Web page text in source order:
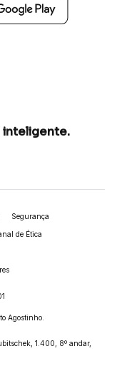
inteligente.
Segurança
de Ética
Agostinho.
1.400, 8º andar,